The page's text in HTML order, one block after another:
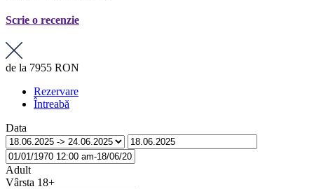
Scrie o recenzie
de la 7955 RON
Rezervare
Întreabă
Data
Adult
Vârsta 18+